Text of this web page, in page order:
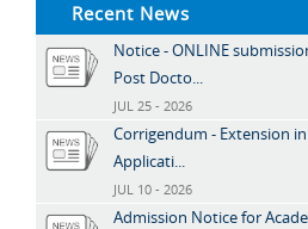
Recent News
Notice - ONLINE
Post Docto...
JUL 25 - 2026
Corrigendum - Extension
Applicati...
JUL 10 - 2026
Admission Notice for